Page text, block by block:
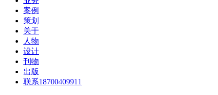
案例
策划
关于
人物
设计
刊物
出版
联系18700409911